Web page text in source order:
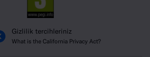
Gizlilik tercihleriniz
What is the California Privacy Act?